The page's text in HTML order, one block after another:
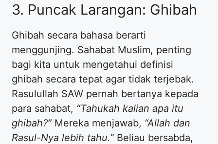
3. Puncak Larangan: Ghibah
Ghibah secara bahasa berarti
menggunjing. Sahabat Muslim, penting
bagi kita untuk mengetahui definisi
ghibah secara tepat agar tidak terjebak.
Rasulullah SAW pernah bertanya kepada
para sahabat, “Tahukah kalian apa itu
ghibah?” Mereka menjawab, “Allah dan
Rasul-Nya lebih tahu.” Beliau bersabda,